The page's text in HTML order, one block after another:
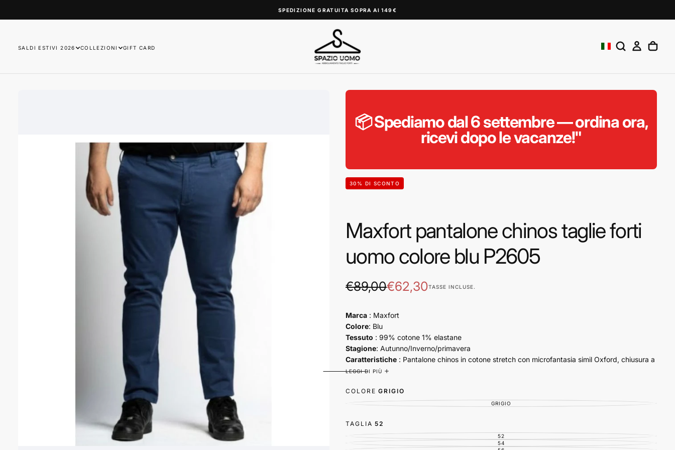
CONTENUTO
SPEDIZIONE GRATUITA SOPRA AI 149€
SALDI ESTIVI 2026 COLLEZIONI GIFT CARD
📦 Spediamo dal 6 settembre — ordina ora,
ricevi dopo le vacanze!"
30 % DI SCONTO
Maxfort pantalone chinos taglie forti
uomo colore blu P2605
€62,30
Prezzo
€89,00Prezzo
vendita
€62,30TASSE INCLUSE.
Marca : Maxfort
Colore: Blu
Tessuto : 99% cotone 1% elastane
Stagione: Autunno/Inverno/primavera
Caratteristiche : Pantalone chinos in cotone stretch con microfantasia simil Oxford, chiusura a
zip e bottone e passanti per cintura. Tasche all’americana davanti e doppie tasche posteriori.
LEGGI DI PIÙ
COLORE GRIGIO
GRIGIOVARIANTE
TAGLIA 52
52VARIANTE
ESAURITA
O
54VARIANTE